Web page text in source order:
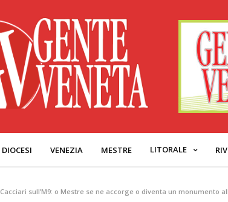
DIOCESI VENEZIA MESTRE LITORALE
Cacciari sull’M9: o Mestre se ne accorge o diventa un monumento